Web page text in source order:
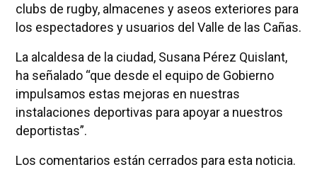
clubs de rugby, almacenes y aseos exteriores para
los espectadores y usuarios del Valle de las Cañas.
La alcaldesa de la ciudad, Susana Pérez Quislant,
ha señalado “que desde el equipo de Gobierno
impulsamos estas mejoras en nuestras
instalaciones deportivas para apoyar a nuestros
deportistas”.
Los comentarios están cerrados para esta noticia.